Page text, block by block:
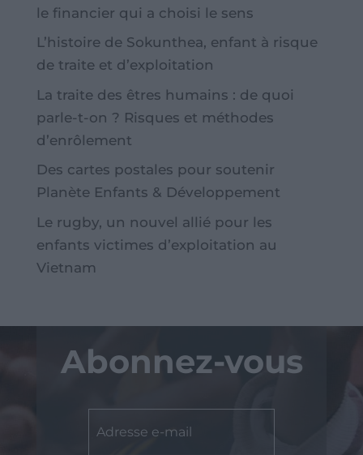
le financier qui a choisi le sens
L’histoire de Sokunthea, enfant à risque
de traite et d’exploitation
La traite des êtres humains : de quoi
parle-t-on ? Risques et méthodes
d’enrôlement
Des cartes postales pour soutenir
Planète Enfants & Développement
Le rugby, un nouvel allié pour les
enfants victimes d’exploitation au
Vietnam
Abonnez-vous